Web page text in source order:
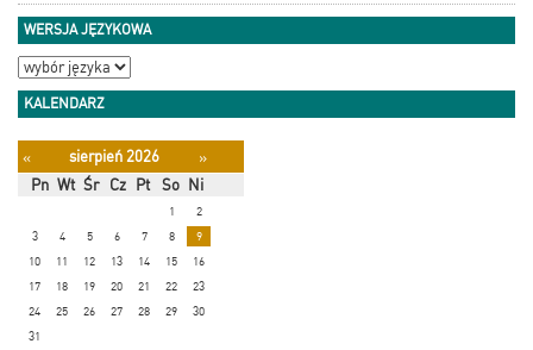
WERSJA JĘZYKOWA
KALENDARZ
« sierpień 2026
»
Pn Wt Śr Cz Pt So Ni
1
2
3
4 5 6 7 8
9
10
11 12 13 14 15
16
17
18 19 20 21 22
23
24
25 26 27 28 29
30
31